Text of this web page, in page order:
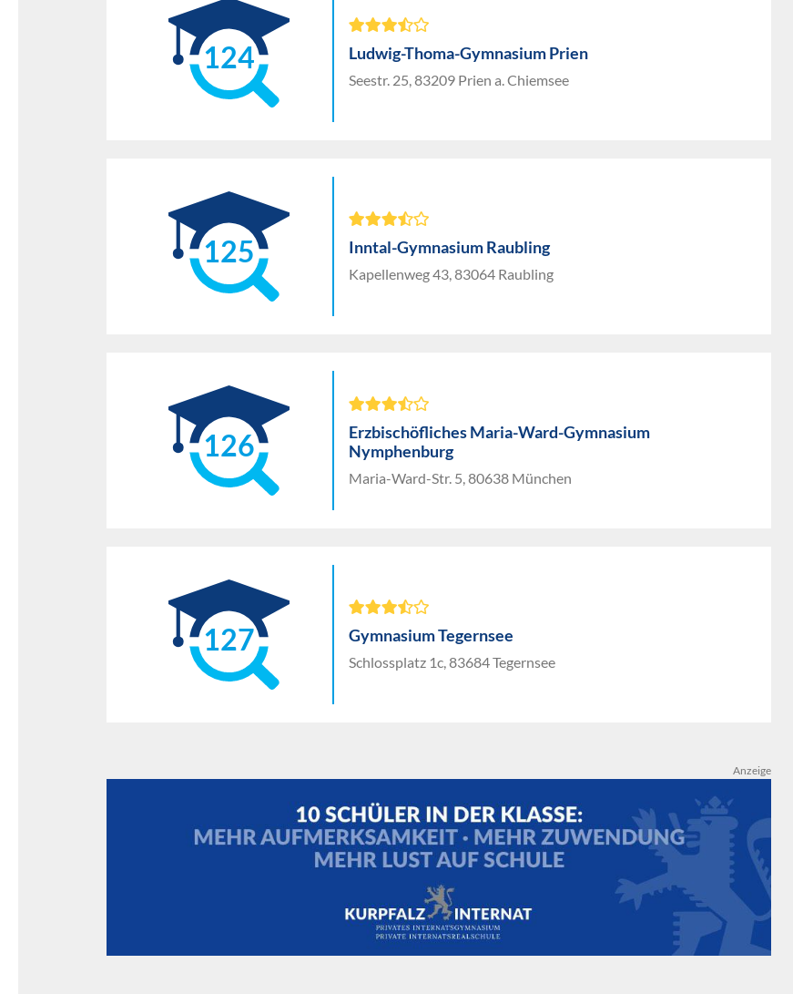
124 Ludwig-Thoma-Gymnasium Prien
Seestr. 25, 83209 Prien a. Chiemsee
125 Inntal-Gymnasium Raubling
Kapellenweg 43, 83064 Raubling
126
Erzbischöfliches Maria-Ward-Gymnasium
Nymphenburg
Maria-Ward-Str. 5, 80638 München
127 Gymnasium Tegernsee
Schlossplatz 1c, 83684 Tegernsee
Anzeige